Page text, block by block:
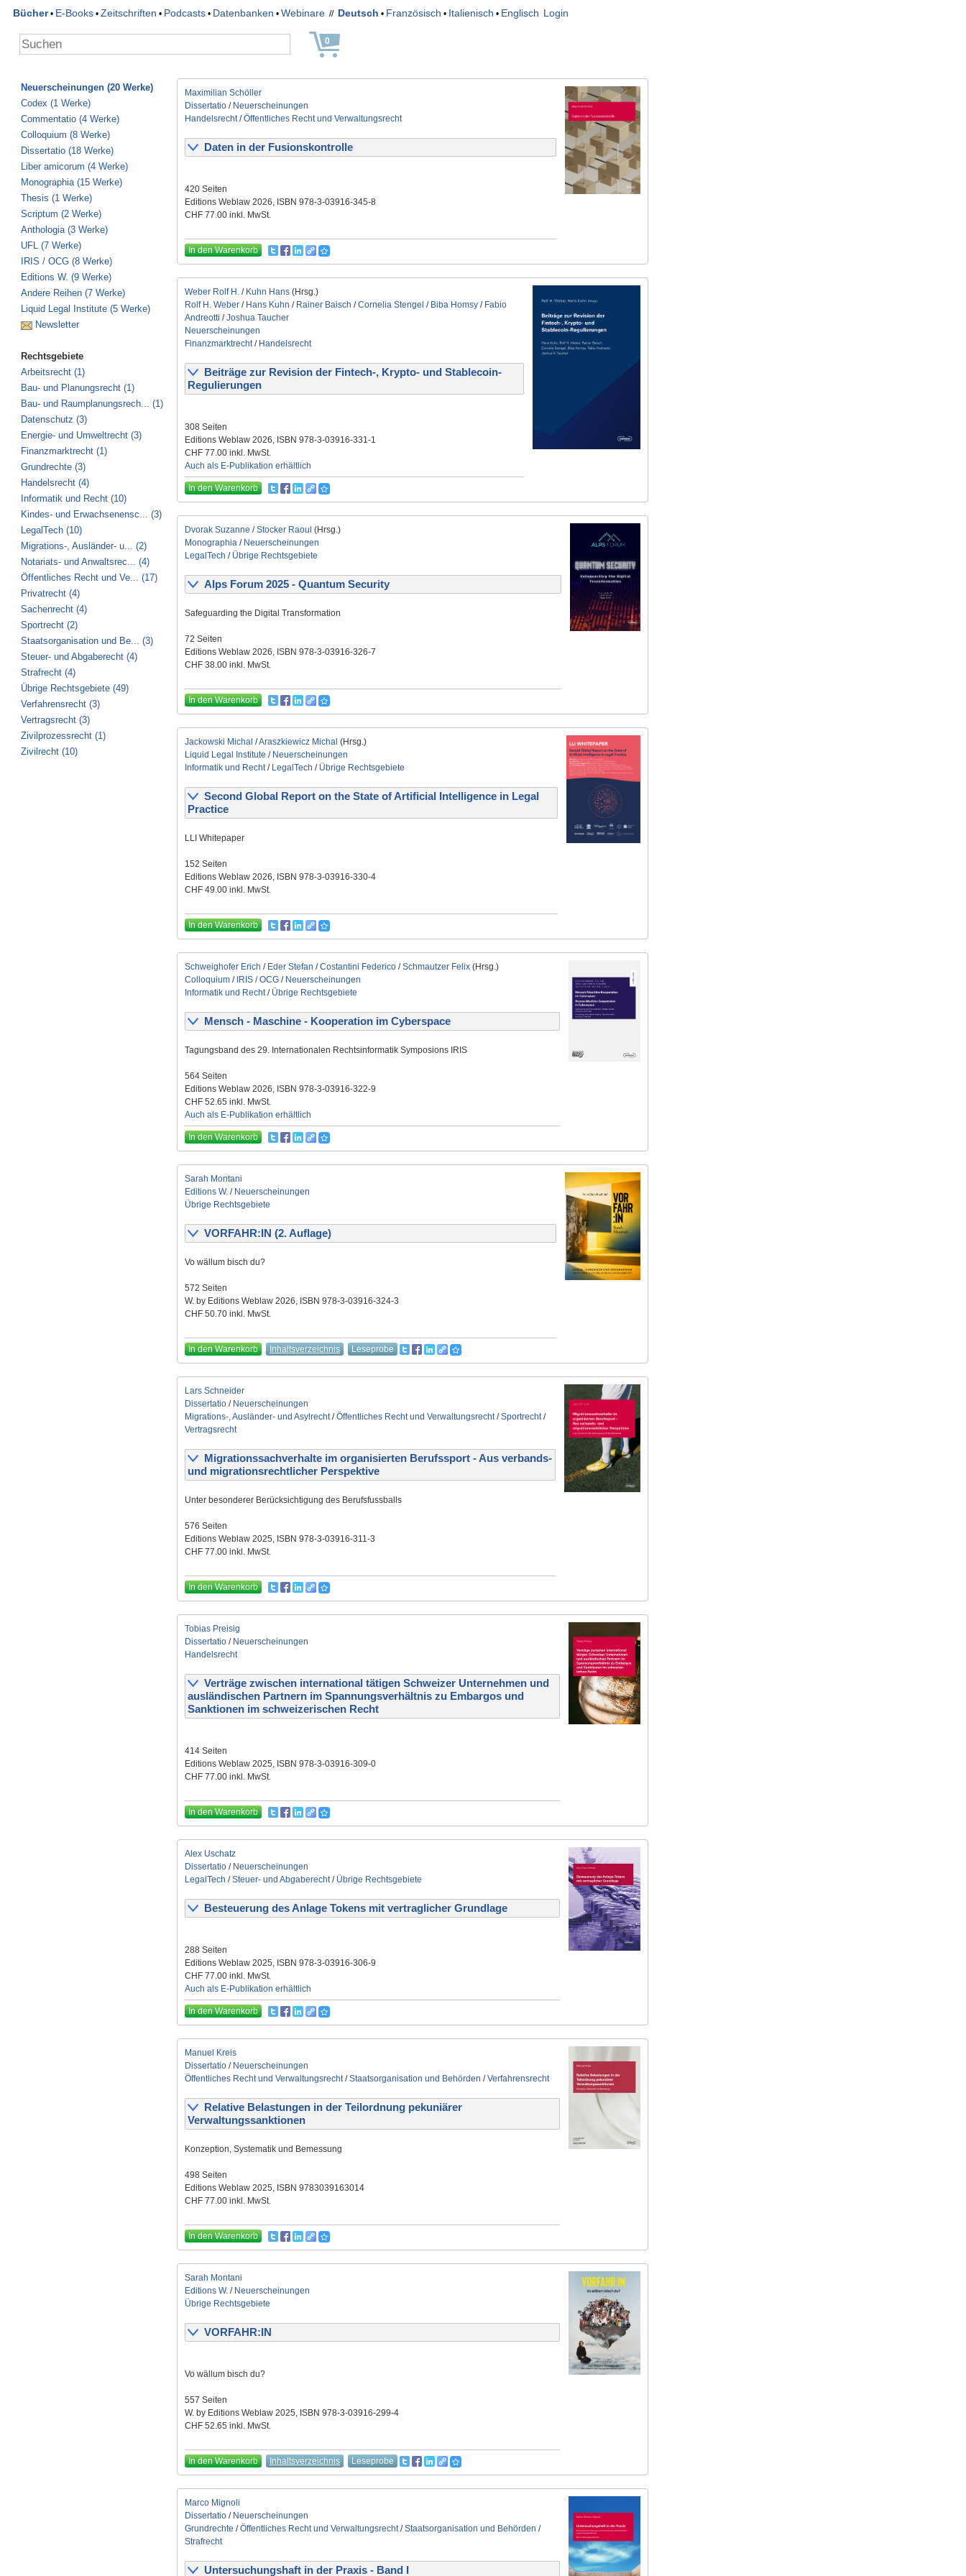
Bücher• E-Books • Zeitschriften • Podcasts • Datenbanken • Webinare // Deutsch • Französisch • Italienisch • Englisch Login
0
Neuerscheinungen (20 Werke)
Codex (1 Werke)
Commentatio (4 Werke)
Colloquium (8 Werke)
Dissertatio (18 Werke)
Liber amicorum (4 Werke)
Monographia (15 Werke)
Thesis (1 Werke)
Scriptum (2 Werke)
Anthologia (3 Werke)
UFL (7 Werke)
IRIS / OCG (8 Werke)
Editions W. (9 Werke)
Andere Reihen (7 Werke)
Liquid Legal Institute (5 Werke)
Newsletter
Rechtsgebiete
Arbeitsrecht (1)
Bau- und Planungsrecht (1)
Bau- und Raumplanungsrech... (1)
Datenschutz (3)
Energie- und Umweltrecht (3)
Finanzmarktrecht (1)
Grundrechte (3)
Handelsrecht (4)
Informatik und Recht (10)
Kindes- und Erwachsenensc... (3)
LegalTech (10)
Migrations-, Ausländer- u... (2)
Notariats- und Anwaltsrec... (4)
Öffentliches Recht und Ve... (17)
Privatrecht (4)
Sachenrecht (4)
Sportrecht (2)
Staatsorganisation und Be... (3)
Steuer- und Abgaberecht (4)
Strafrecht (4)
Übrige Rechtsgebiete (49)
Verfahrensrecht (3)
Vertragsrecht (3)
Zivilprozessrecht (1)
Zivilrecht (10)
Maximilian Schöller
Dissertatio / Neuerscheinungen
Handelsrecht/Öffentliches Recht und Verwaltungsrecht
Daten in der Fusionskontrolle
420 Seiten
Editions Weblaw 2026, ISBN 978-3-03916-345-8
CHF 77.00 inkl. MwSt.
In den Warenkorb
Weber Rolf H. / Kuhn Hans (Hrsg.)
Rolf H. Weber / Hans Kuhn / Rainer Baisch /Cornelia Stengel / Biba Homsy / Fabio
Andreotti /Joshua Taucher
Neuerscheinungen
Finanzmarktrecht/ Handelsrecht
Beiträge zur Revision der Fintech-, Krypto- und Stablecoin-
Regulierungen
308 Seiten
Editions Weblaw 2026, ISBN 978-3-03916-331-1
CHF 77.00 inkl. MwSt.
Auch als E-Publikation erhältlich
In den Warenkorb
Dvorak Suzanne /Stocker Raoul (Hrsg.)
Monographia / Neuerscheinungen
LegalTech / Übrige Rechtsgebiete
Alps Forum 2025 - Quantum Security
Safeguarding the Digital Transformation
72 Seiten
Editions Weblaw 2026, ISBN 978-3-03916-326-7
CHF 38.00 inkl. MwSt.
In den Warenkorb
Jackowski Michal /Araszkiewicz Michal (Hrsg.)
Liquid Legal Institute / Neuerscheinungen
Informatik und Recht/ LegalTech / Übrige Rechtsgebiete
Second Global Report on the State of Artificial Intelligence in Legal
Practice
LLI Whitepaper
152 Seiten
Editions Weblaw 2026, ISBN 978-3-03916-330-4
CHF 49.00 inkl. MwSt.
In den Warenkorb
Schweighofer Erich / Eder Stefan /Costantini Federico /Schmautzer Felix (Hrsg.)
Colloquium / IRIS / OCG / Neuerscheinungen
Informatik und Recht/ Übrige Rechtsgebiete
Mensch - Maschine - Kooperation im Cyberspace
Tagungsband des 29. Internationalen Rechtsinformatik Symposions IRIS
564 Seiten
Editions Weblaw 2026, ISBN 978-3-03916-322-9
CHF 52.65 inkl. MwSt.
Auch als E-Publikation erhältlich
In den Warenkorb
Sarah Montani
Editions W. / Neuerscheinungen
Übrige Rechtsgebiete
VORFAHR:IN (2. Auflage)
Vo wällum bisch du?
572 Seiten
W. by Editions Weblaw 2026, ISBN 978-3-03916-324-3
CHF 50.70 inkl. MwSt.
In den Warenkorb Inhaltsverzeichnis Leseprobe
Lars Schneider
Dissertatio / Neuerscheinungen
Migrations-, Ausländer- und Asylrecht/Öffentliches Recht und Verwaltungsrecht/Sportrecht/
Vertragsrecht
Migrationssachverhalte im organisierten Berufssport - Aus verbands-
und migrationsrechtlicher Perspektive
Unter besonderer Berücksichtigung des Berufsfussballs
576 Seiten
Editions Weblaw 2025, ISBN 978-3-03916-311-3
CHF 77.00 inkl. MwSt.
In den Warenkorb
Tobias Preisig
Dissertatio / Neuerscheinungen
Handelsrecht
Verträge zwischen international tätigen Schweizer Unternehmen und
ausländischen Partnern im Spannungsverhältnis zu Embargos und
Sanktionen im schweizerischen Recht
414 Seiten
Editions Weblaw 2025, ISBN 978-3-03916-309-0
CHF 77.00 inkl. MwSt.
In den Warenkorb
Alex Uschatz
Dissertatio / Neuerscheinungen
LegalTech /Steuer- und Abgaberecht/ Übrige Rechtsgebiete
Besteuerung des Anlage Tokens mit vertraglicher Grundlage
288 Seiten
Editions Weblaw 2025, ISBN 978-3-03916-306-9
CHF 77.00 inkl. MwSt.
Auch als E-Publikation erhältlich
In den Warenkorb
Manuel Kreis
Dissertatio / Neuerscheinungen
Öffentliches Recht und Verwaltungsrecht/Staatsorganisation und Behörden /Verfahrensrecht
Relative Belastungen in der Teilordnung pekuniärer
Verwaltungssanktionen
Konzeption, Systematik und Bemessung
498 Seiten
Editions Weblaw 2025, ISBN 9783039163014
CHF 77.00 inkl. MwSt.
In den Warenkorb
Sarah Montani
Editions W. / Neuerscheinungen
Übrige Rechtsgebiete
VORFAHR:IN
Vo wällum bisch du?
557 Seiten
W. by Editions Weblaw 2025, ISBN 978-3-03916-299-4
CHF 52.65 inkl. MwSt.
In den Warenkorb Inhaltsverzeichnis Leseprobe
Marco Mignoli
Dissertatio / Neuerscheinungen
Grundrechte /Öffentliches Recht und Verwaltungsrecht/Staatsorganisation und Behörden /
Strafrecht
Untersuchungshaft in der Praxis - Band I